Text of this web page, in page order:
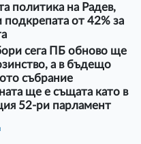
политика на Радев,
подкрепата от 42% за
сега ПБ обново ще
а в бъдещо
събрание
ще е същата като в
52-ри парламент